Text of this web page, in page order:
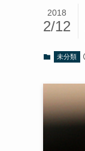
2018
2/12
未分類